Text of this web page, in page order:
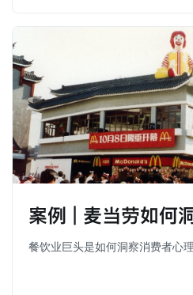
餐饮业巨头是如何洞察消费者心